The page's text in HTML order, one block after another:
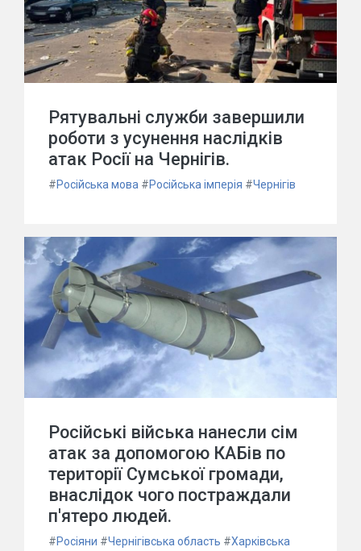
Рятувальні служби завершили
роботи з усунення наслідків
атак Росії на Чернігів.
#Російська мова #Російська імперія #Чернігів
Російські війська нанесли сім
атак за допомогою КАБів по
території Сумської громади,
внаслідок чого постраждали
п'ятеро людей.
#Росіяни #Чернігівська область #Харківська